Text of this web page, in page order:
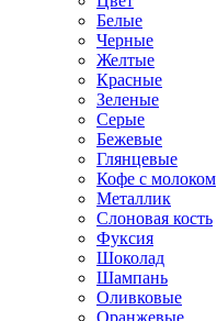
Белые
Черные
Желтые
Красные
Зеленые
Серые
Бежевые
Глянцевые
Кофе с молоком
Металлик
Слоновая кость
Фуксия
Шоколад
Шампань
Оливковые
Оранжевые